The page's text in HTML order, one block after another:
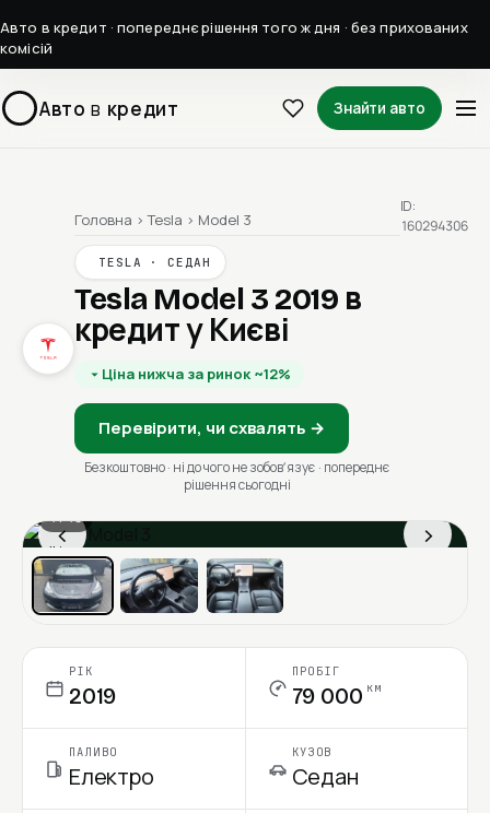
Авто в кредит · попереднє рішення того ж дня · без прихованих
комісій
Авто в кредит Знайти авто
Головна › Tesla › Model 3
TESLA · СЕДАН
Tesla Model 3 2019 в
кредит у Києві
Ціна нижча за ринок ~12%
Перевірити, чи схвалять →
Безкоштовно · ні до чого не зобовʼязує · попереднє
рішення сьогодні
ID:
160294306
‹ ›
1 / 13
Ціна в місяць
РІК
2019
ПРОБІГ
79 000 км
ПАЛИВО
Електро
КУЗОВ
Седан